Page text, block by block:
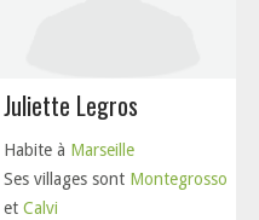
Juliette Legros
Habite à Marseille
Ses villages sont Montegrosso
et Calvi